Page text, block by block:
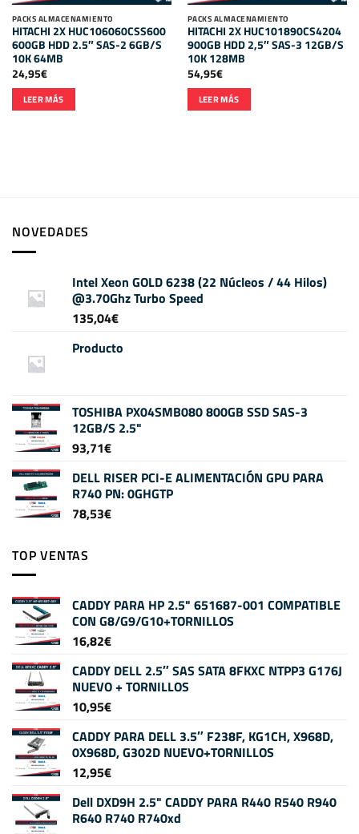
PACKS ALMACENAMIENTO
HITACHI 2X HUC106060CSS600
600GB HDD 2.5″ SAS-2 6GB/S
10K 64MB
24,95€
LEER MÁS
PACKS ALMACENAMIENTO
HITACHI 2X HUC101890CS4204
900GB HDD 2,5″ SAS-3 12GB/S
10K 128MB
54,95€
LEER MÁS
NOVEDADES
Intel Xeon GOLD 6238 (22 Núcleos / 44 Hilos)
@3.70Ghz Turbo Speed
135,04€
Producto
TOSHIBA PX04SMB080 800GB SSD SAS-3
12GB/S 2.5"
93,71€
DELL RISER PCI-E ALIMENTACIÓN GPU PARA
R740 PN: 0GHGTP
78,53€
TOP VENTAS
CADDY PARA HP 2.5" 651687-001 COMPATIBLE
CON G8/G9/G10+TORNILLOS
16,82€
CADDY DELL 2.5″ SAS SATA 8FKXC NTPP3 G176J
NUEVO + TORNILLOS
10,95€
CADDY PARA DELL 3.5″ F238F, KG1CH, X968D,
0X968D, G302D NUEVO+TORNILLOS
12,95€
Dell DXD9H 2.5" CADDY PARA R440 R540 R940
R640 R740 R740xd